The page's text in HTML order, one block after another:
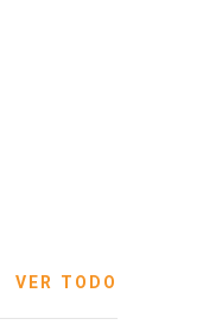
VER TODO